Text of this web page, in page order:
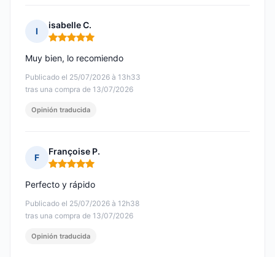
I
isabelle C.
Nota: 5 de 5
Publicado el 25/07/2026 à 13h33
tras una compra de 13/07/2026
Muy bien, lo recomiendo
Opinión traducida
F
Françoise P.
Nota: 5 de 5
Publicado el 25/07/2026 à 12h38
tras una compra de 13/07/2026
Perfecto y rápido
Opinión traducida